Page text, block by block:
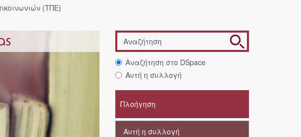
(ΤΠΕ)
Αναζήτηση στο DSpace
Αυτή η συλλογή
Πλοήγηση
Αυτή η συλλογή